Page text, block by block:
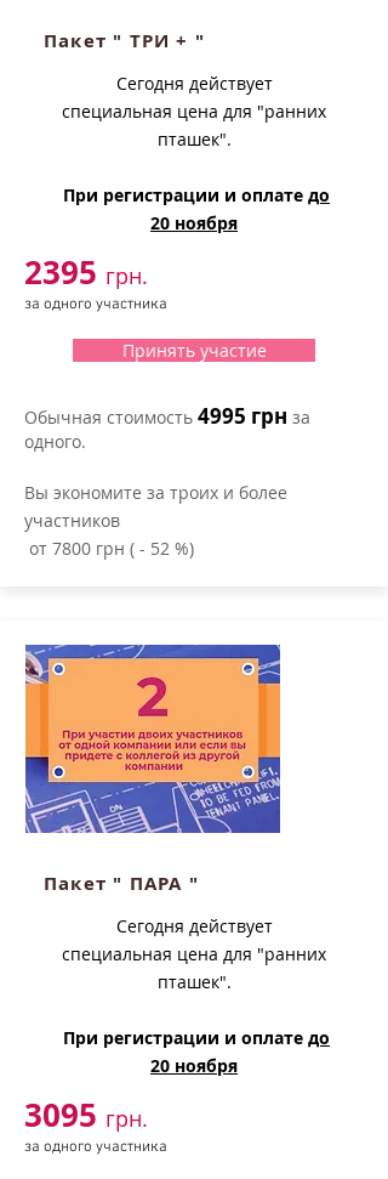
Пакет " ТРИ + "
Сегодня действует
специальная цена для "ранних
пташек".
При регистрации и оплате до
20 ноября
2395 грн.
за одного участника
Принять участие
Обычная стоимость 4995 грн за
одного.
Вы экономите за троих и более
участников
от 7800 грн ( - 52 %)
Пакет " ПАРА "
Сегодня действует
специальная цена для "ранних
пташек".
При регистрации и оплате до
20 ноября
3095 грн.
за одного участника